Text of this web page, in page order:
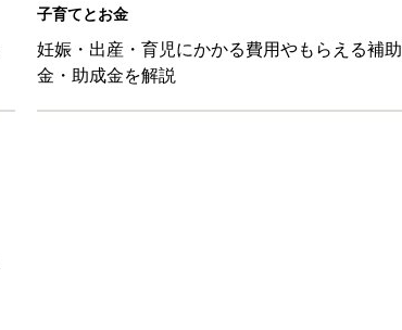
子育てとお金
妊娠・出産・育児にかかる費用やもらえる補助
金・助成金を解説